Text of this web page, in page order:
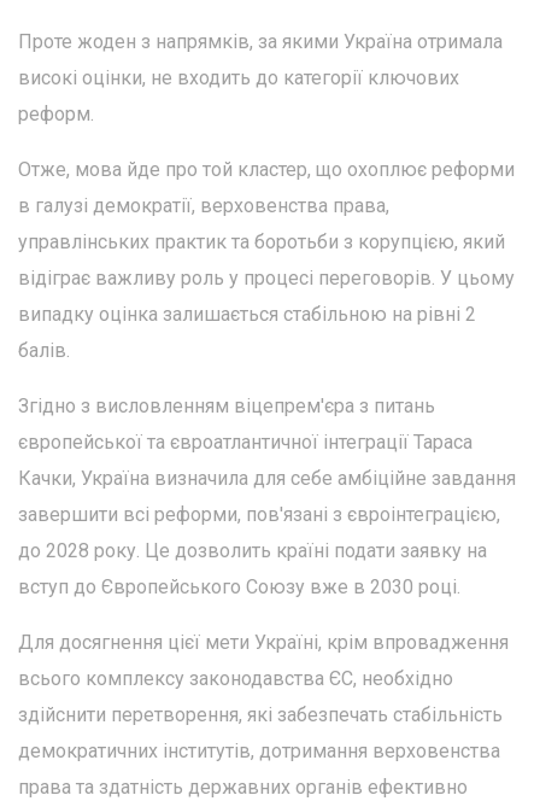
Проте жоден з напрямків, за якими Україна отримала
високі оцінки, не входить до категорії ключових
реформ.
Отже, мова йде про той кластер, що охоплює реформи
в галузі демократії, верховенства права,
управлінських практик та боротьби з корупцією, який
відіграє важливу роль у процесі переговорів. У цьому
випадку оцінка залишається стабільною на рівні 2
балів.
Згідно з висловленням віцепрем'єра з питань
європейської та євроатлантичної інтеграції Тараса
Качки, Україна визначила для себе амбіційне завдання
завершити всі реформи, пов'язані з євроінтеграцією,
до 2028 року. Це дозволить країні подати заявку на
вступ до Європейського Союзу вже в 2030 році.
Для досягнення цієї мети Україні, крім впровадження
всього комплексу законодавства ЄС, необхідно
здійснити перетворення, які забезпечать стабільність
демократичних інститутів, дотримання верховенства
права та здатність державних органів ефективно